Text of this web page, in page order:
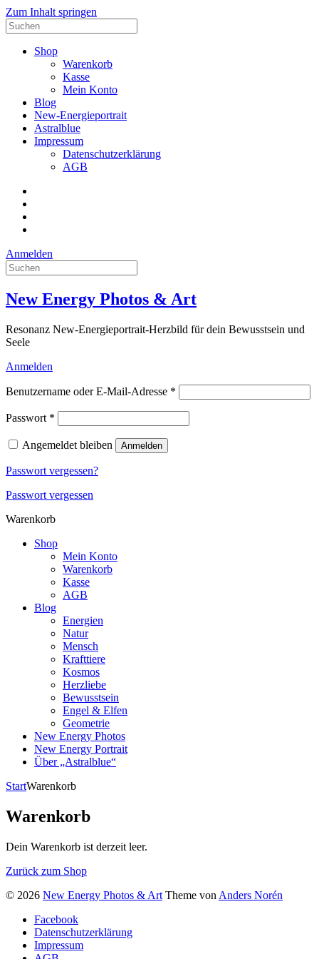
Zum Inhalt springen
Suche
nach:
Shop
Warenkorb
Kasse
Mein Konto
Blog
New-Energieportrait
Astralblue
Impressum
Datenschutzerklärung
AGB
Anmelden
Suche
nach:
New Energy Photos & Art
Resonanz New-Energieportrait-Herzbild für dein Bewusstsein und
Seele
Anmelden
Benutzername oder E-Mail-Adresse *
Passwort *
Angemeldet bleiben Anmelden
Passwort vergessen?
Passwort vergessen
Warenkorb
Shop
Mein Konto
Warenkorb
Kasse
AGB
Blog
Energien
Natur
Mensch
Krafttiere
Kosmos
Herzliebe
Bewusstsein
Engel & Elfen
Geometrie
New Energy Photos
New Energy Portrait
Über „Astralblue“
StartWarenkorb
Warenkorb
Dein Warenkorb ist derzeit leer.
Zurück zum Shop
© 2026 New Energy Photos & Art Theme von Anders Norén
Facebook
Datenschutzerklärung
Impressum